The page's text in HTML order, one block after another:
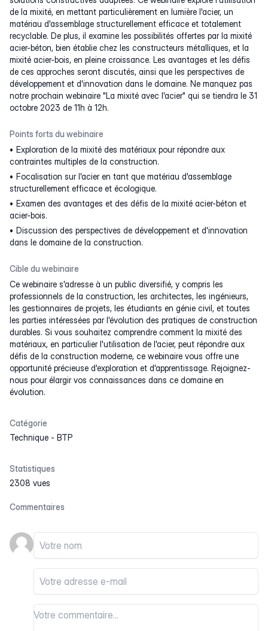
de la mixité, en mettant particulièrement en lumière l'acier, un
matériau d'assemblage structurellement efficace et totalement
recyclable. De plus, il examine les possibilités offertes par la mixité
acier-béton, bien établie chez les constructeurs métalliques, et la
mixité acier-bois, en pleine croissance. Les avantages et les défis
de ces approches seront discutés, ainsi que les perspectives de
développement et d'innovation dans le domaine. Ne manquez pas
notre prochain webinaire "La mixité avec l'acier" qui se tiendra le 31
octobre 2023 de 11h à 12h.
Points forts du webinaire
Exploration de la mixité des matériaux pour répondre aux
contraintes multiples de la construction.
Focalisation sur l'acier en tant que matériau d'assemblage
structurellement efficace et écologique.
Examen des avantages et des défis de la mixité acier-béton et
acier-bois.
Discussion des perspectives de développement et d'innovation
dans le domaine de la construction.
Cible du webinaire
Ce webinaire s'adresse à un public diversifié, y compris les
professionnels de la construction, les architectes, les ingénieurs,
les gestionnaires de projets, les étudiants en génie civil, et toutes
les parties intéressées par l'évolution des pratiques de construction
durables. Si vous souhaitez comprendre comment la mixité des
matériaux, en particulier l'utilisation de l'acier, peut répondre aux
défis de la construction moderne, ce webinaire vous offre une
opportunité précieuse d'exploration et d'apprentissage. Rejoignez-
nous pour élargir vos connaissances dans ce domaine en
évolution.
Catégorie
Technique - BTP
Statistiques
2308 vues
Commentaires
Votre nom
Votre email
Votre commentaire
Votre commentaire